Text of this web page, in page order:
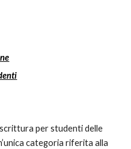
per studenti delle
categoria riferita alla